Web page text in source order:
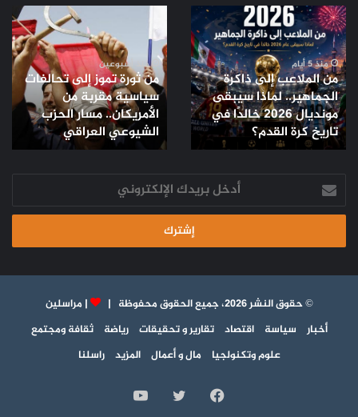
من
الملاعب
إلى
ذاكرة
الجماهير..
لماذا
سيبقى
مونديال
2026
في
تاريخ
كرة
منذ 5 أيام
من الملاعب إلى ذاكرة
الجماهير.. لماذا سيبقى
مونديال 2026 خالدًا في
تاريخ كرة القدم؟
ثورة
تموز
إلى
تحالفات
سياسية
مقربة
من
الأمريكان..
الحزب
الشيوعي
العراقي
منذ أسبوعين
من ثورة تموز إلى تحالفات
سياسية مقربة من
الأمريكان.. مسار الحزب
الشيوعي العراقي
أدخل
بريدك
الإلكتروني
© حقوق النشر 2026، جميع الحقوق محفوظة | |مراسلين
أخبار
سياسة اقتصاد تقارير و تحقيقات رياضة
ثقافة ومجتمع
علوم وتكنولجيا
مال و أعمال المزيد راسلنا
فيسبوك تويتر يوتيوب